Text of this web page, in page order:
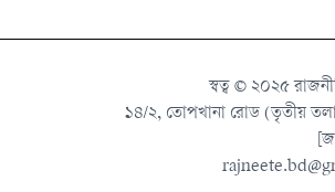
স্বত্ব © ২০২৫
১৪/২, তোপখানা রোড (তৃতীয়